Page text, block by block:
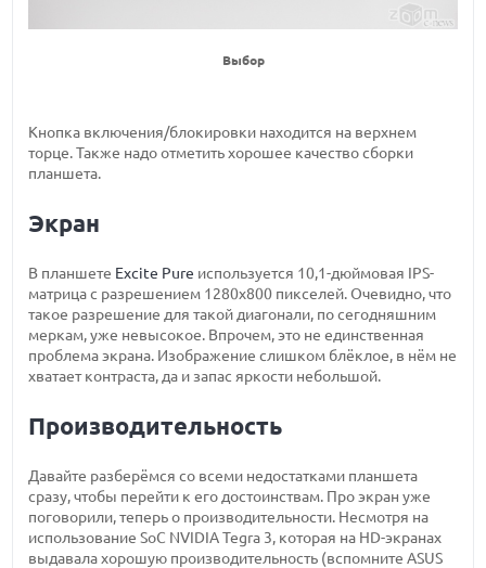
Выбор
Кнопка включения/блокировки находится на верхнем
торце. Также надо отметить хорошее качество сборки
планшета.
Экран
В планшете Excite Pure используется 10,1-дюймовая IPS-
матрица с разрешением 1280х800 пикселей. Очевидно, что
такое разрешение для такой диагонали, по сегодняшним
меркам, уже невысокое. Впрочем, это не единственная
проблема экрана. Изображение слишком блёклое, в нём не
хватает контраста, да и запас яркости небольшой.
Производительность
Давайте разберёмся со всеми недостатками планшета
сразу, чтобы перейти к его достоинствам. Про экран уже
поговорили, теперь о производительности. Несмотря на
использование SoC NVIDIA Tegra 3, которая на HD-экранах
выдавала хорошую производительность (вспомните ASUS